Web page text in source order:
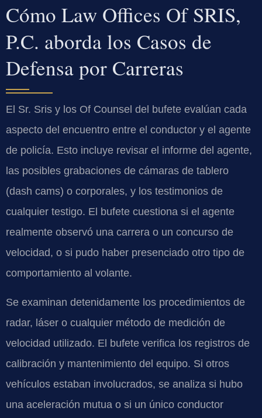
Cómo Law Offices Of SRIS,
P.C. aborda los Casos de
Defensa por Carreras
El Sr. Sris y los Of Counsel del bufete evalúan cada
aspecto del encuentro entre el conductor y el agente
de policía. Esto incluye revisar el informe del agente,
las posibles grabaciones de cámaras de tablero
(dash cams) o corporales, y los testimonios de
cualquier testigo. El bufete cuestiona si el agente
realmente observó una carrera o un concurso de
velocidad, o si pudo haber presenciado otro tipo de
comportamiento al volante.
Se examinan detenidamente los procedimientos de
radar, láser o cualquier método de medición de
velocidad utilizado. El bufete verifica los registros de
calibración y mantenimiento del equipo. Si otros
vehículos estaban involucrados, se analiza si hubo
una aceleración mutua o si un único conductor